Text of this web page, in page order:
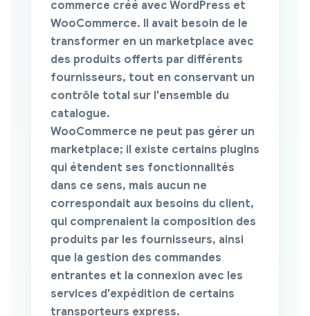
commerce créé avec WordPress et
WooCommerce. Il avait besoin de le
transformer en un marketplace avec
des produits offerts par différents
fournisseurs, tout en conservant un
contrôle total sur l'ensemble du
catalogue.
WooCommerce ne peut pas gérer un
marketplace; il existe certains plugins
qui étendent ses fonctionnalités
dans ce sens, mais aucun ne
correspondait aux besoins du client,
qui comprenaient la composition des
produits par les fournisseurs, ainsi
que la gestion des commandes
entrantes et la connexion avec les
services d'expédition de certains
transporteurs express.